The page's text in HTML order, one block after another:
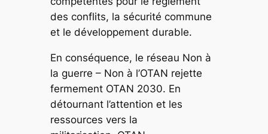
des conflits, la sécurité commune
et le développement durable.
En conséquence, le réseau Non à
la guerre – Non à l’OTAN rejette
fermement OTAN 2030. En
détournant l’attention et les
ressources vers la